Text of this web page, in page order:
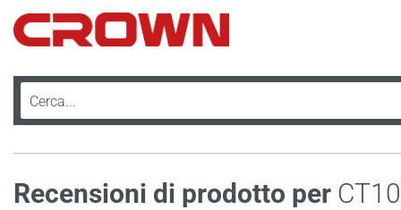
Recensioni di prodotto per